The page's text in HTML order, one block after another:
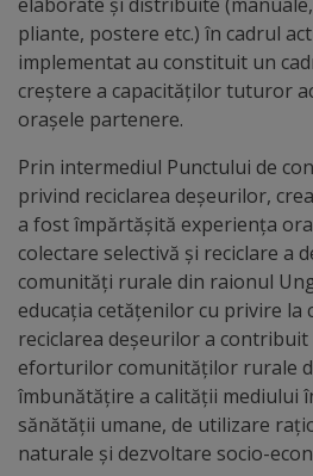
performanță
Orașul
în
imagini
Galerie
video
Galerii
foto
Administrație
pliante, postere etc.) în cadrul
implementat au constituit un
creștere a capacităților tuturor
orașele partenere.
Prin intermediul Punctului de
privind reciclarea deșeurilor,
a fost împărtășită experiența
colectare selectivă și reciclare a
comunități rurale din raionul
educația cetățenilor cu privire la
reciclarea deșeurilor a
eforturilor comunităților rurale
îmbunătățire a calității mediului
sănătăţii umane, de utilizare
naturale și dezvoltare socio-